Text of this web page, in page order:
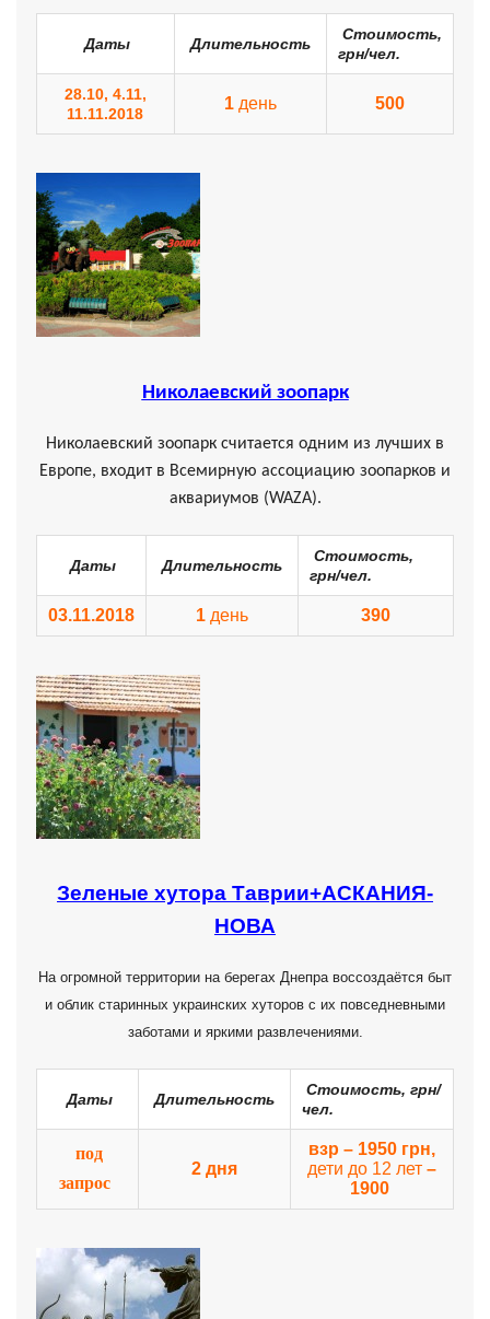
Даты Длительность
Стоимость,
грн/чел.
28.10, 4.11,
11.11.2018
1день 500
Николаевский зоопарк
Николаевский зоопарк считается одним из лучших в
Европе, входит в Всемирную ассоциацию зоопарков и
аквариумов (WAZA).
Даты Длительность
Стоимость,
грн/чел.
03.11.2018 1день 390
Зеленые хутора Таврии+АСКАНИЯ-
НОВА
На огромной территории на берегах Днепра воссоздаётся быт
и облик старинных украинских хуторов с их повседневными
заботами и яркими развлечениями.
Даты Длительность
Стоимость, грн/
чел.
под
запрос
2 дня
взр – 1950 грн,
дети до 12 лет–
1900